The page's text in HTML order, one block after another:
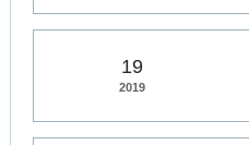
19
2019